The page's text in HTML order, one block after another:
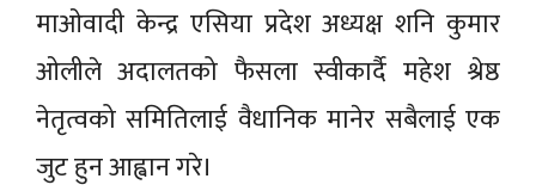
माओवादी केन्द्र एसिया प्रदेश अध्यक्ष शनि कुमार
ओलीले अदालतको फैसला स्वीकार्दै महेश श्रेष्ठ
नेतृत्वको समितिलाई वैधानिक मानेर सबैलाई एक
जुट हुन आह्वान गरे।